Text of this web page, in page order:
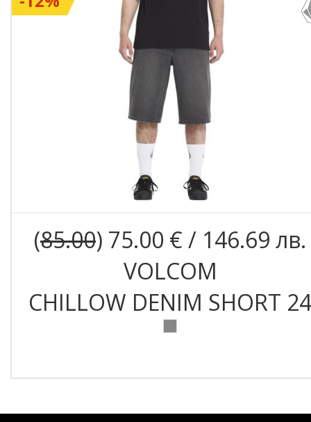
(85.00) 75.00 € / 146.69 лв.
VOLCOM
CHILLOW DENIM SHORT 24